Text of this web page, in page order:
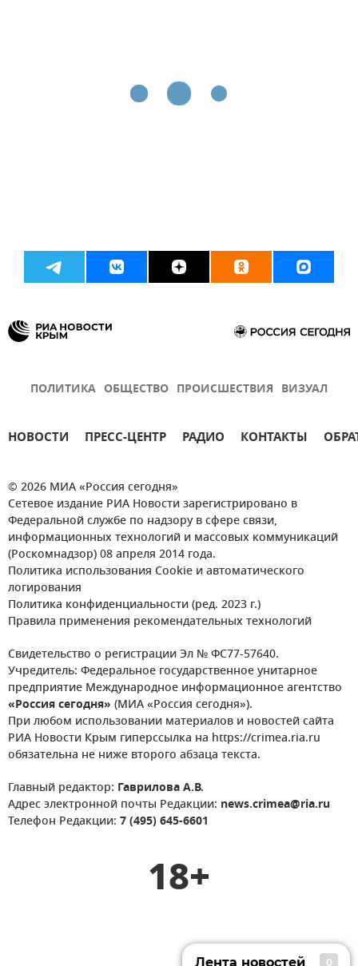
ПОЛИТИКА ОБЩЕСТВО ПРОИСШЕСТВИЯ ВИЗУАЛ
НОВОСТИ ПРЕСС-ЦЕНТР РАДИО КОНТАКТЫ
© 2026 МИА «Россия сегодня»
Сетевое издание РИА Новости зарегистрировано в
Федеральной службе по надзору в сфере связи,
информационных технологий и массовых коммуникаций
(Роскомнадзор) 08 апреля 2014 года.
Политика использования Cookie и автоматического
логирования
Политика конфиденциальности (ред. 2023 г.)
Правила применения рекомендательных технологий
Свидетельство о регистрации Эл № ФС77-57640.
Учредитель: Федеральное государственное унитарное
предприятие Международное информационное агентство
«Россия сегодня» (МИА «Россия сегодня»).
При любом использовании материалов и новостей сайта
РИА Новости Крым гиперссылка на https://crimea.ria.ru
обязательна не ниже второго абзаца текста.
Главный редактор: Гаврилова А.В.
Адрес электронной почты Редакции: news.crimea@ria.ru
Телефон Редакции: 7 (495) 645-6601
18+
Лента новостей 0